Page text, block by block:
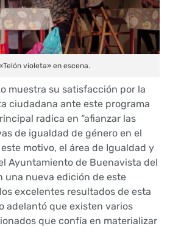
violeta» en escena.
muestra su satisfacción por la
ciudadana ante este programa
radica en “afianzar las
de igualdad de género en el
motivo, el área de Igualdad y
Ayuntamiento de Buenavista del
una nueva edición de este
excelentes resultados de esta
adelantó que existen varios
que confía en materializar